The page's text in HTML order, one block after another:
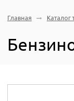
Главная Каталог